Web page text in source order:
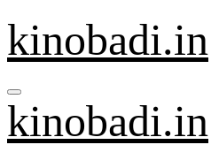
Перейти
содержанию
kinobadi.in
kinobadi.in